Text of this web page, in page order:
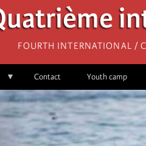
Fourth International /
Contact Youth camp